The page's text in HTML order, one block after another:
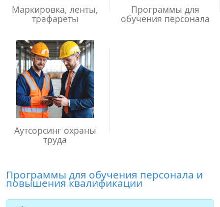
Маркировка, ленты,
трафареты
Программы для
обучения персонала
Аутсорсинг охраны
труда
Программы для обучения персонала и
повышения квалификации